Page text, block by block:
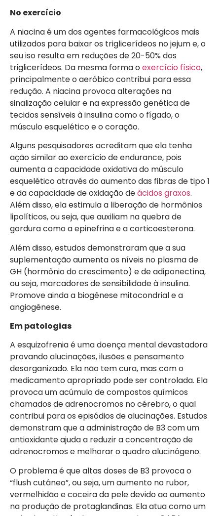
No exercício
A niacina é um dos agentes farmacológicos mais
utilizados para baixar os triglicerídeos no jejum e, o
seu iso resulta em reduções de 20-50% dos
triglicerídeos. Da mesma forma oexercício físico,
principalmente o aeróbico contribui para essa
redução. A niacina provoca alterações na
sinalização celular e na expressão genética de
tecidos sensíveis à insulina como o fígado, o
músculo esquelético e o coração.
Alguns pesquisadores acreditam que ela tenha
ação similar ao exercício de endurance, pois
aumenta a capacidade oxidativa do músculo
esquelético através do aumento das fibras de tipo 1
e da capacidade de oxidação deácidos graxos.
Além disso, ela estimula a liberação de hormônios
lipolíticos, ou seja, que auxiliam na quebra de
gordura como a epinefrina e a corticoesterona.
Além disso, estudos demonstraram que a sua
suplementação aumenta os níveis no plasma de
GH (hormônio do crescimento) e de adiponectina,
ou seja, marcadores de sensibilidade à insulina.
Promove ainda a biogênese mitocondrial e a
angiogênese.
Em patologias
A esquizofrenia é uma doença mental devastadora
provando alucinações, ilusões e pensamento
desorganizado. Ela não tem cura, mas com o
medicamento apropriado pode ser controlada. Ela
provoca um acúmulo de compostos químicos
chamados de adrenocromos no cérebro, o qual
contribui para os episódios de alucinações. Estudos
demonstram que a administração de B3 com um
antioxidante ajuda a reduzir a concentração de
adrenocromos e melhorar o quadro alucinógeno.
O problema é que altas doses de B3 provoca o
“flush cutâneo”, ou seja, um aumento no rubor,
vermelhidão e coceira da pele devido ao aumento
na produção de protaglandinas. Ela atua como um